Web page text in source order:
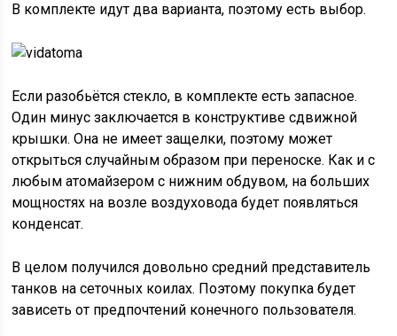
В комплекте идут два варианта, поэтому есть выбор.
Если разобьётся стекло, в комплекте есть запасное.
Один минус заключается в конструктиве сдвижной
крышки. Она не имеет защелки, поэтому может
открыться случайным образом при переноске. Как и с
любым атомайзером с нижним обдувом, на больших
мощностях на возле воздуховода будет появляться
конденсат.
В целом получился довольно средний представитель
танков на сеточных коилах. Поэтому покупка будет
зависеть от предпочтений конечного пользователя.